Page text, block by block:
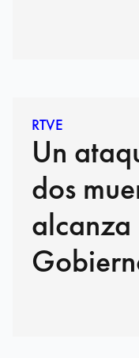
RTVE
Un
dos